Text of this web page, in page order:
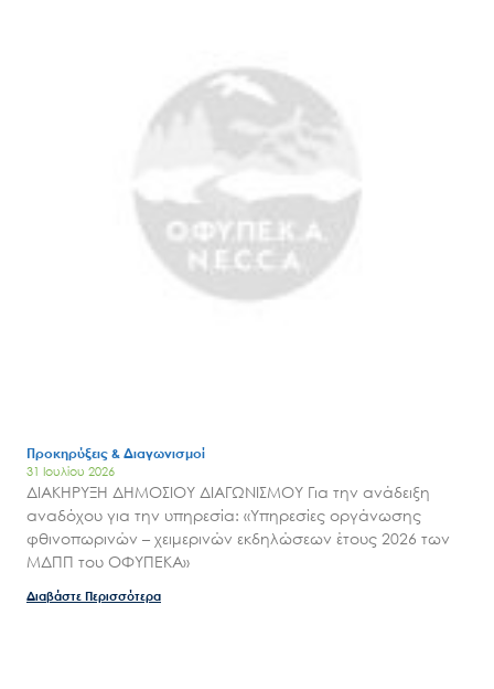
Προκηρύξεις & Διαγωνισμοί
31 Ιουλίου 2026
ΔΙΑΚΗΡΥΞΗ ΔΗΜΟΣΙΟΥ ΔΙΑΓΩΝΙΣΜΟΥ Για την ανάδειξη
αναδόχου για την υπηρεσία: «Υπηρεσίες οργάνωσης
φθινοπωρινών – χειμερινών εκδηλώσεων έτους 2026 των
ΜΔΠΠ του ΟΦΥΠΕΚΑ»
Διαβάστε Περισσότερα